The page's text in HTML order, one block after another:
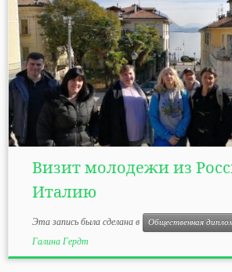
Визит молодежи из
Италию
Эта запись была сделана в Общественная
Галина Гердт